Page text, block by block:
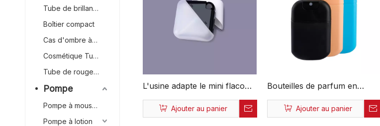
Tube de brillant à lèvres
Boîtier compact
Cas d'ombre à paupières
Cosmétique Tube
Tube de rouge à lèvres
Pompe
Pompe à mousse
Pompe à lotion
L'usine adapte le mini flacon
pulvérisateur de carte de
parfum de forme carrée de
Ajouter au panier
Bouteilles de parfum en
plastique PP pour carte de
crédit, vaporisateur à brume
Ajouter au panier